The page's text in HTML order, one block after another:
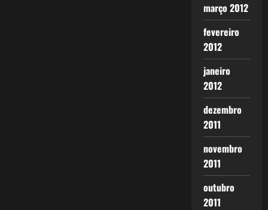
março 2012
fevereiro
2012
janeiro
2012
dezembro
2011
novembro
2011
outubro
2011